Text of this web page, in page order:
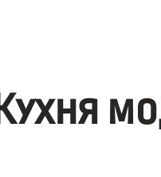
Кухня